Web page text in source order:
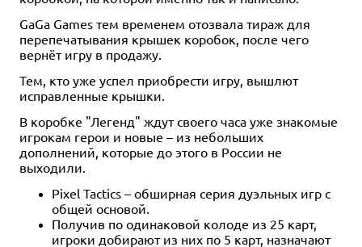
GaGa Games тем временем отозвала тираж для
перепечатывания крышек коробок, после чего
вернёт игру в продажу.
Тем, кто уже успел приобрести игру, вышлют
исправленные крышки.
В коробке "Легенд" ждут своего часа уже знакомые
игрокам герои и новые – из небольших
дополнений, которые до этого в России не
выходили.
Pixel Tactics – обширная серия дуэльных игр с
общей основой.
Получив по одинаковой колоде из 25 карт,
игроки добирают из них по 5 карт, назначают